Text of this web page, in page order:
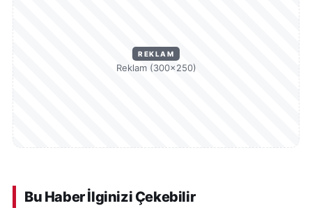
REKLAM
Reklam (300×250)
Bu Haber İlginizi Çekebilir